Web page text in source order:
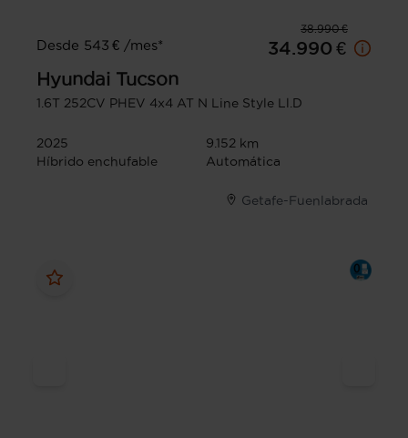
38.990 €
Desde 543 € /mes*
34.990 €
Hyundai Tucson
1.6T 252CV PHEV 4x4 AT N Line Style Ll.D
2025
9.152 km
Híbrido enchufable
Automática
Getafe-Fuenlabrada